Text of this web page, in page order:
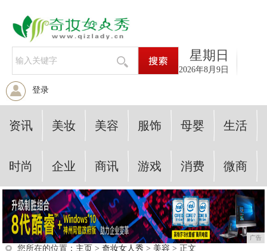
星期日
2026年8月9日
登录
资讯 美妆 美容 服饰 母婴 生活
时尚 企业 商讯 游戏 消费 微商
广告
您所在的位置： 主页 > 奇妆女人秀 > 美容 > 正文